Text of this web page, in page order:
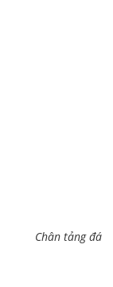
Chân tảng đá